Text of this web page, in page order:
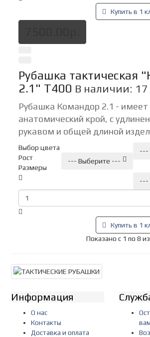
Купить в 1
Рубашка тактическая
2.1" Т400 В наличии:
Рубашка Командор 2.1 - имеет
анатомический крой, с
рукавом и общей длиной
Выбор цвета
---
Рост
--- Выберите ---
Размеры
---
Купить в 1
Показано с 1 по 8
Информация
О нас
Контакты
Доставка и оплата